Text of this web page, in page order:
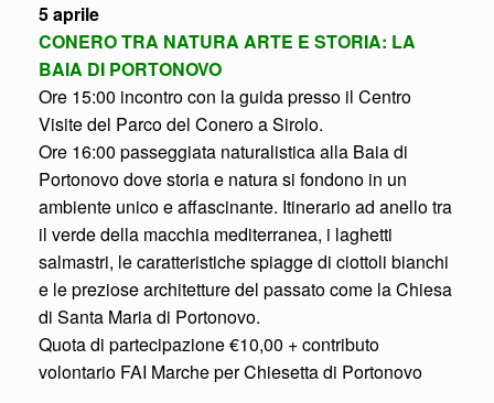
5 aprile
CONERO TRA NATURA ARTE E STORIA: LA
BAIA DI PORTONOVO
Ore 15:00 incontro con la guida presso il Centro
Visite del Parco del Conero a Sirolo.
Ore 16:00 passeggiata naturalistica alla Baia di
Portonovo dove storia e natura si fondono in un
ambiente unico e affascinante. Itinerario ad anello tra
il verde della macchia mediterranea, i laghetti
salmastri, le caratteristiche spiagge di ciottoli bianchi
e le preziose architetture del passato come la Chiesa
di Santa Maria di Portonovo.
Quota di partecipazione €10,00 + contributo
volontario FAI Marche per Chiesetta di Portonovo